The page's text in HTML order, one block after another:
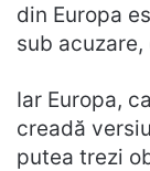
din Europa
sub
Iar Europa,
creadă
putea trezi